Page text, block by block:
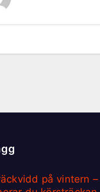
på vintern –